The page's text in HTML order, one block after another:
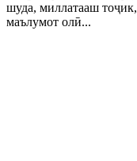
шуда, миллатааш тоҷик,
маълумот олӣ...